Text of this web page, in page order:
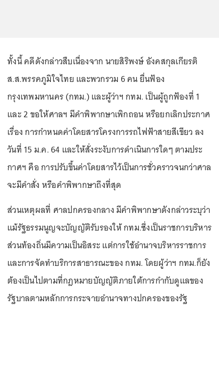
ทั้งนี้ คดีดังกล่าวสืบเนื่องจาก นายสิริพงษ์ อังคสกุลเกียรติ
ส.ส.พรรคภูมิใจไทย และพวกรวม 6 คน ยื่นฟ้อง
กรุงเทพมหานคร (กทม.) และผู้ว่าฯ กทม. เป็นผู้ถูกฟ้องที่ 1
และ 2 ขอให้ศาลฯ มีคำพิพากษาเพิกถอน หรือยกเลิกประกาศ
เรื่อง การกำหนดค่าโดยสารโครงการรถไฟฟ้าสายสีเขียว ลง
วันที่ 15 ม.ค. 64 และให้สั่งระงับการดำเนินการใดๆ ตามประ
กาศฯ คือ การปรับขึ้นค่าโดยสารไว้เป็นการชั่วคราวจนกว่าศาล
จะมีคำสั่ง หรือคำพิพากษาถึงที่สุด
ส่วนเหตุผลที่ ศาลปกครองกลาง มีคำพิพากษาดังกล่าวระบุว่า
แม้รัฐธรรมนูญจะบัญญัติรับรองให้ กทม.ซึ่งเป็นราชการบริหาร
ส่วนท้องถิ่นมีความเป็นอิสระ แต่การใช้อำนาจบริหารราชการ
และการจัดทำบริการสาธารณะของ กทม. โดยผู้ว่าฯ กทม.ก็ยัง
ต้องเป็นไปตามที่กฎหมายบัญญัติภายใต้การกำกับดูแลของ
รัฐบาลตามหลักการกระจายอำนาจทางปกครองของรัฐ